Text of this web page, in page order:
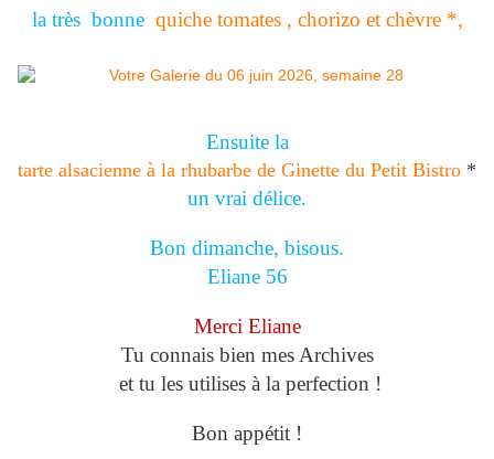
la très bonne quiche tomates , chorizo et chèvre *,
Ensuite la
tarte alsacienne à la rhubarbe de Ginette du Petit Bistro *
un vrai délice.
Bon dimanche, bisous.
Eliane 56
Merci Eliane
Tu connais bien mes Archives
et tu les utilises à la perfection !
Bon appétit !